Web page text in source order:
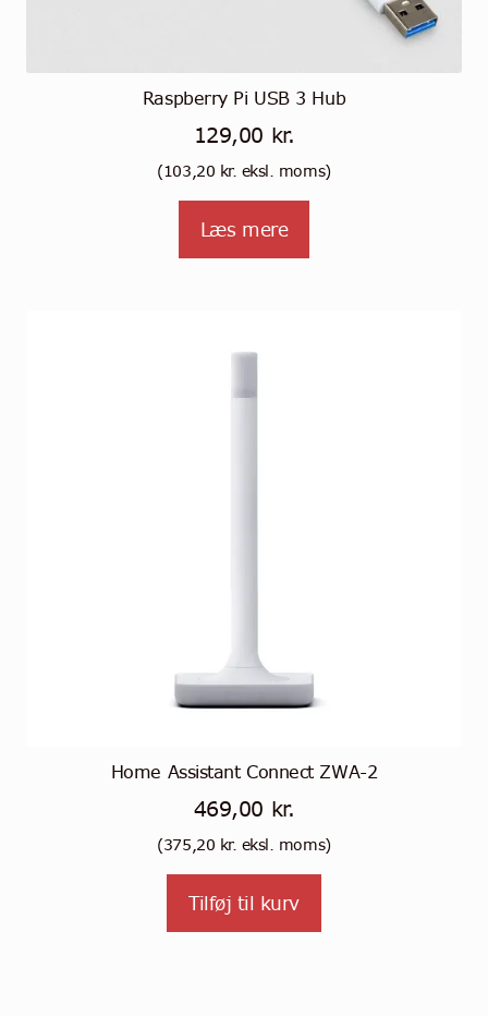
Raspberry Pi USB 3 Hub
129,00 kr.
(103,20 kr. eksl. moms)
Læs mere
Home Assistant Connect ZWA-2
469,00 kr.
(375,20 kr. eksl. moms)
Tilføj til kurv